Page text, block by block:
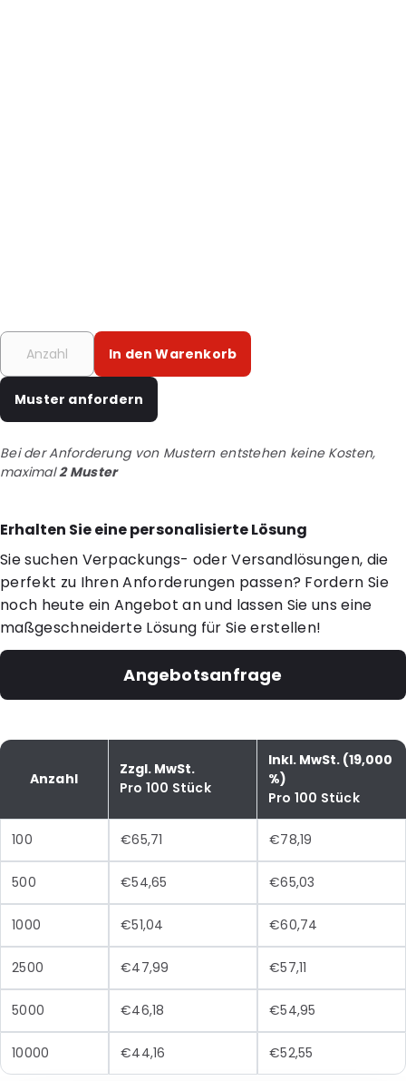
In den Warenkorb
Muster anfordern
Bei der Anforderung von Mustern entstehen keine Kosten,
maximal2 Muster
Erhalten Sie eine personalisierte Lösung
Sie suchen Verpackungs- oder Versandlösungen, die
perfekt zu Ihren Anforderungen passen? Fordern Sie
noch heute ein Angebot an und lassen Sie uns eine
maßgeschneiderte Lösung für Sie erstellen!
Angebotsanfrage
Anzahl
Zzgl. MwSt.
Pro 100 Stück
Inkl. MwSt. (19,000
%)
Pro 100 Stück
100 €65,71 €78,19
500 €54,65 €65,03
1000 €51,04 €60,74
2500 €47,99 €57,11
5000 €46,18 €54,95
10000 €44,16 €52,55